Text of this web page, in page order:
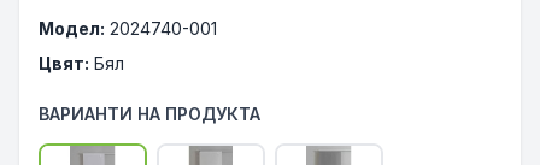
Модел: 2024740-001
Цвят: Бял
ВАРИАНТИ НА ПРОДУКТА